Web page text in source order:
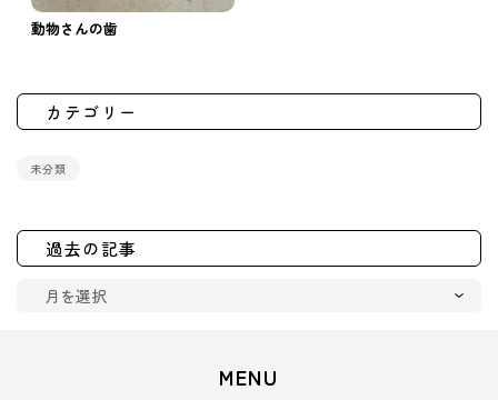
動物さんの歯
カテゴリー
未分類
過去の記事
MENU